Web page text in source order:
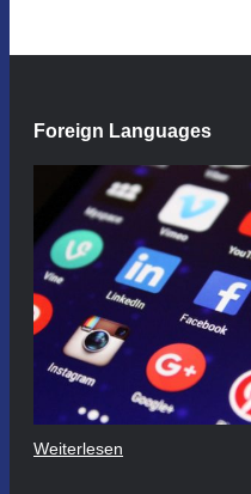
Foreign Languages
Weiterlesen